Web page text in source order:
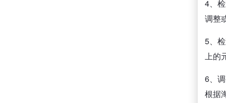
4、
调整
5、
上的
6、
根据